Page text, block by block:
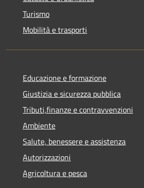
Turismo
Mobilità e trasporti
Educazione e formazione
Giustizia e sicurezza pubblica
Tributi,finanze e contravvenzioni
Ambiente
Salute, benessere e assistenza
Autorizzazioni
Agricoltura e pesca